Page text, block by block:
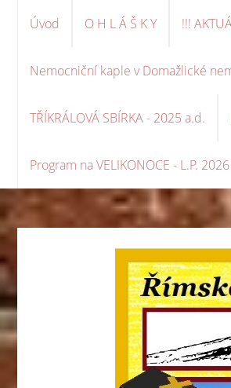
Úvod O H L Á Š K Y !!!
Nemocniční kaple v Domažlické
TŘÍKRÁLOVÁ SBÍRKA - 2025 a.d.
Program na VELIKONOCE - L.P.